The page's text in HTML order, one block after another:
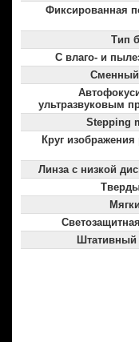
Фиксированная
Тип
С влаго- и
ультразвуковым
Stepping
Круг изображения
Линза с низкой
Штативный